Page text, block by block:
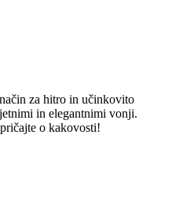
za hitro in učinkovito
in elegantnimi vonji.
o kakovosti!